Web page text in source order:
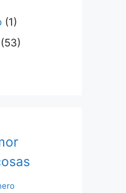
(1)
(53)